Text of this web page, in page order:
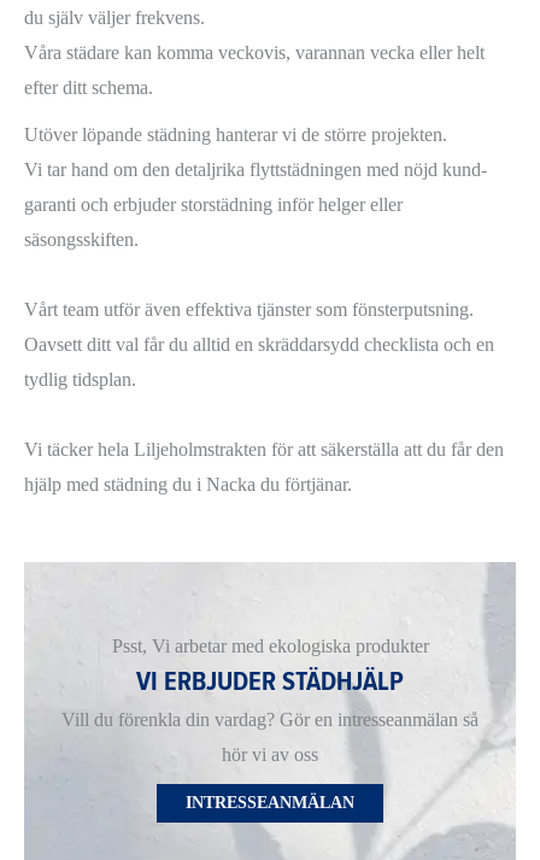
du själv väljer frekvens.
Våra städare kan komma veckovis, varannan vecka eller helt
efter ditt schema.
Utöver löpande städning hanterar vi de större projekten.
Vi tar hand om den detaljrika flyttstädningen med nöjd kund-
garanti och erbjuder storstädning inför helger eller
säsongsskiften.
Vårt team utför även effektiva tjänster som fönsterputsning.
Oavsett ditt val får du alltid en skräddarsydd checklista och en
tydlig tidsplan.
Vi täcker hela Liljeholmstrakten för att säkerställa att du får den
hjälp med städning du i Nacka du förtjänar.
Psst, Vi arbetar med ekologiska produkter
VI ERBJUDER STÄDHJÄLP
Vill du förenkla din vardag? Gör en intresseanmälan så
hör vi av oss
INTRESSEANMÄLAN